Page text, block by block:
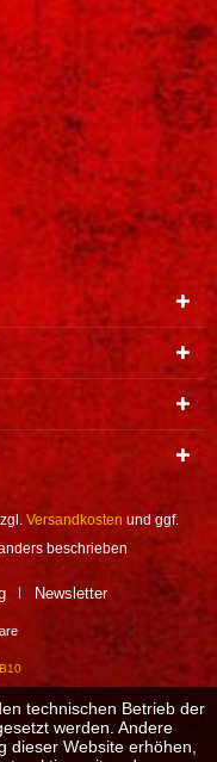
Versandkosten und ggf.
beschrieben
Newsletter
technischen Betrieb der
werden. Andere
dieser Website erhöhen,